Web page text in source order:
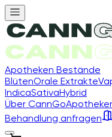
Apotheken Bestände
BlütenOrale Extrakte
IndicaSativaHybrid
Über CannGo
Behandlung anfragen